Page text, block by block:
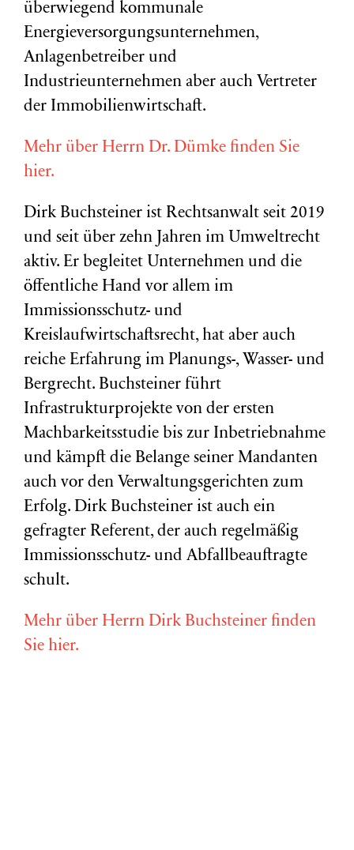
überwiegend kommunale
Energieversorgungsunternehmen,
Anlagenbetreiber und
Industrieunternehmen aber auch Vertreter
der Immobilienwirtschaft.
Mehr über Herrn Dr. Dümke finden Sie
hier.
Dirk Buchsteiner ist Rechtsanwalt seit 2019
und seit über zehn Jahren im Umweltrecht
aktiv. Er begleitet Unternehmen und die
öffentliche Hand vor allem im
Immissionsschutz- und
Kreislaufwirtschaftsrecht, hat aber auch
reiche Erfahrung im Planungs-, Wasser- und
Bergrecht. Buchsteiner führt
Infrastrukturprojekte von der ersten
Machbarkeitsstudie bis zur Inbetriebnahme
und kämpft die Belange seiner Mandanten
auch vor den Verwaltungsgerichten zum
Erfolg. Dirk Buchsteiner ist auch ein
gefragter Referent, der auch regelmäßig
Immissionsschutz- und Abfallbeauftragte
schult.
Mehr über Herrn Dirk Buchsteiner finden
Sie hier.